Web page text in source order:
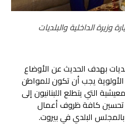
وزيرة الداخلية والبلديات
بهدف الحديث عن الأوضاع
يجب أن تكون للمواطن
التي يتطلع اللبنانيون إلى
تحسين كافة ظروف أعمال
البلدي في بيروت.